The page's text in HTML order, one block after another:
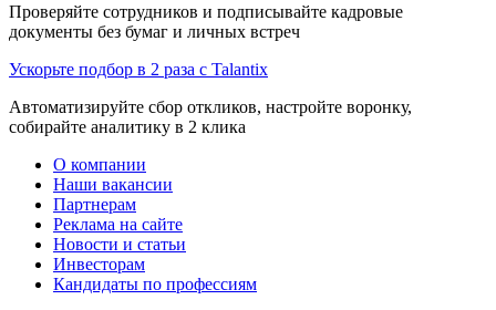
Проверяйте сотрудников и подписывайте кадровые
документы без бумаг и личных встреч
Ускорьте подбор в 2 раза с Talantix
Автоматизируйте сбор откликов, настройте воронку,
собирайте аналитику в 2 клика
О компании
Наши вакансии
Партнерам
Реклама на сайте
Новости и статьи
Инвесторам
Кандидаты по профессиям